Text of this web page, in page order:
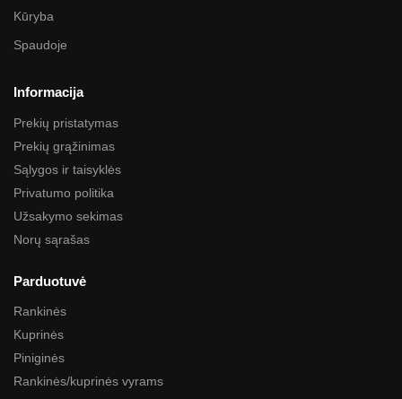
Kūryba
Spaudoje
Informacija
Prekių pristatymas
Prekių grąžinimas
Sąlygos ir taisyklės
Privatumo politika
Užsakymo sekimas
Norų sąrašas
Parduotuvė
Rankinės
Kuprinės
Piniginės
Rankinės/kuprinės vyrams